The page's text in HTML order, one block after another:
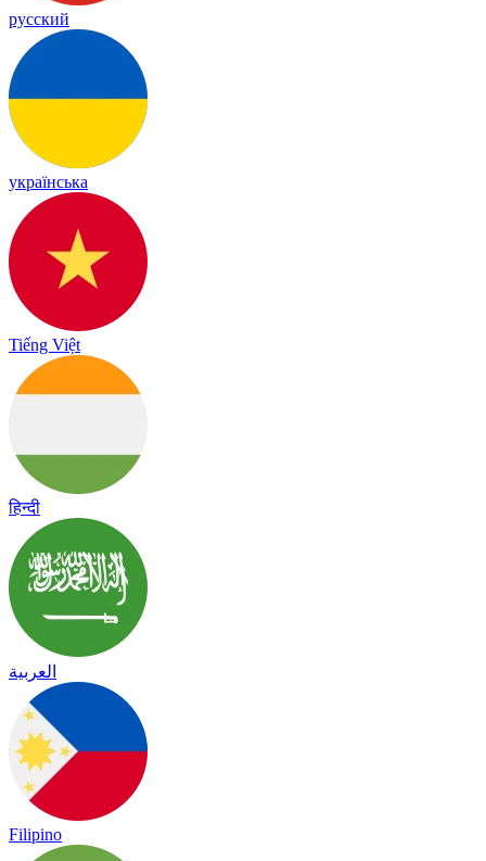
русский
українська
Tiếng Việt
हिन्दी
العربية
Filipino